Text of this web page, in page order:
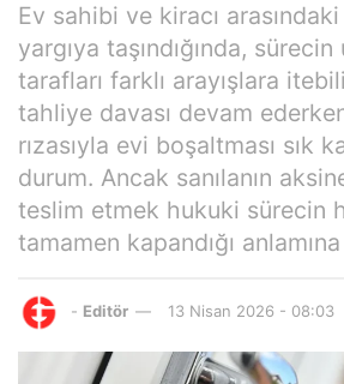
Ev sahibi ve kiracı
yargıya taşındığında,
tarafları farklı arayışlara
tahliye davası devam
rızasıyla evi boşaltması sık
durum. Ancak sanılanın
teslim etmek hukuki sürecin
tamamen kapandığı
- Editör 13 Nisan 2026 - 08:03